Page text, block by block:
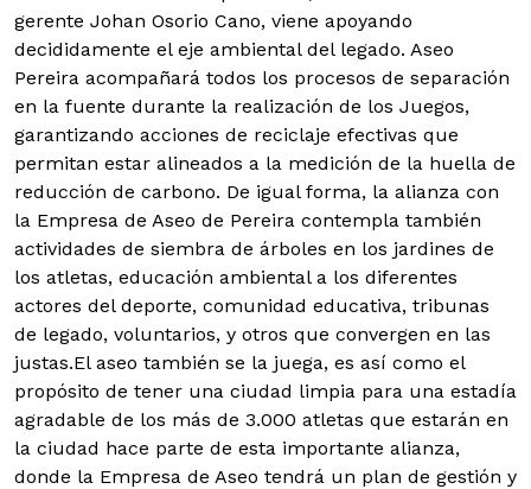
gerente Johan Osorio Cano, viene apoyando
decididamente el eje ambiental del legado. Aseo
Pereira acompañará todos los procesos de separación
en la fuente durante la realización de los Juegos,
garantizando acciones de reciclaje efectivas que
permitan estar alineados a la medición de la huella de
reducción de carbono. De igual forma, la alianza con
la Empresa de Aseo de Pereira contempla también
actividades de siembra de árboles en los jardines de
los atletas, educación ambiental a los diferentes
actores del deporte, comunidad educativa, tribunas
de legado, voluntarios, y otros que convergen en las
justas.El aseo también se la juega, es así como el
propósito de tener una ciudad limpia para una estadía
agradable de los más de 3.000 atletas que estarán en
la ciudad hace parte de esta importante alianza,
donde la Empresa de Aseo tendrá un plan de gestión y